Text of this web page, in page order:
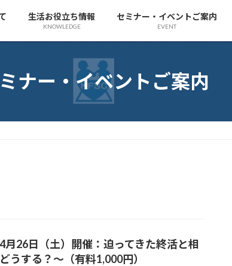
生活お役立ち情報
KNOWLEDGE
セミナー・イベントご案内
EVENT
ナー・イベントご案内
4月26日（土）開催：迫ってきた終活と相
する？～（有料1,000円）